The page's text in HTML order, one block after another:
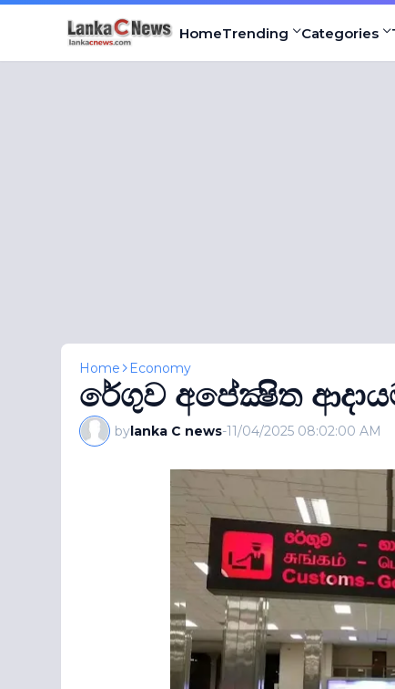
HomeTrending Categories
Home Economy
රේගුව අපේක්‍ෂිත
bylanka C news-11/04/2025 08:02:00 AM